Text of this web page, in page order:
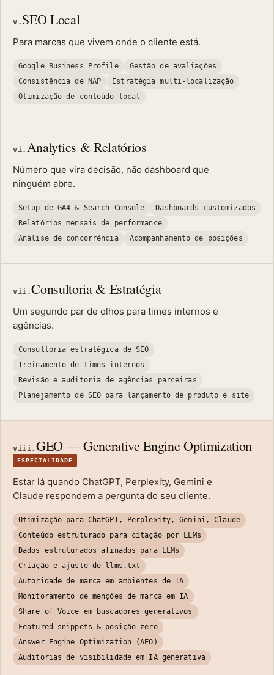
v. SEO Local
Para marcas que vivem onde o cliente está.
Google Business Profile
Gestão de avaliações
Consistência de NAP
Estratégia multi-localização
Otimização de conteúdo local
vi. Analytics & Relatórios
Número que vira decisão, não dashboard que
ninguém abre.
Setup de GA4 & Search Console
Dashboards customizados
Relatórios mensais de performance
Análise de concorrência
Acompanhamento de posições
vii.Consultoria & Estratégia
Um segundo par de olhos para times internos e
agências.
Consultoria estratégica de SEO
Treinamento de times internos
Revisão e auditoria de agências parceiras
Planejamento de SEO para lançamento de produto e site
viii. GEO — Generative Engine Optimization
ESPECIALIDADE
Estar lá quando ChatGPT, Perplexity, Gemini e
Claude respondem a pergunta do seu cliente.
Otimização para ChatGPT, Perplexity, Gemini, Claude
Conteúdo estruturado para citação por LLMs
Dados estruturados afinados para LLMs
Criação e ajuste de llms.txt
Autoridade de marca em ambientes de IA
Monitoramento de menções de marca em IA
Share of Voice em buscadores generativos
Featured snippets & posição zero
Answer Engine Optimization (AEO)
Auditorias de visibilidade em IA generativa